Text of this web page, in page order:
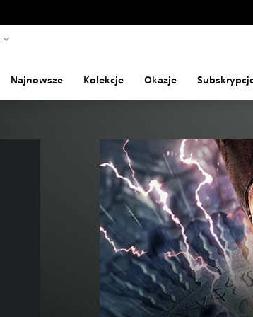
Najnowsze Kolekcje Okazje